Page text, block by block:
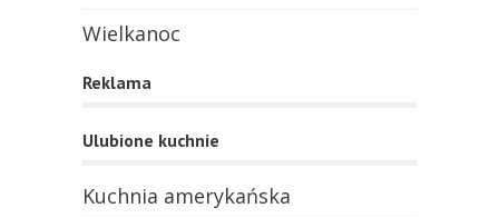
Wielkanoc
Reklama
Ulubione kuchnie
Kuchnia amerykańska